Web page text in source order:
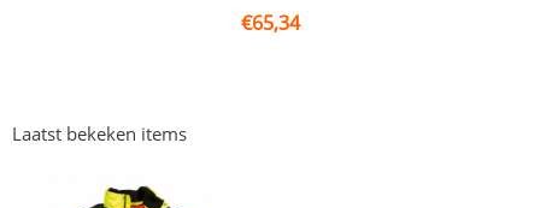
€65,34
Laatst bekeken items